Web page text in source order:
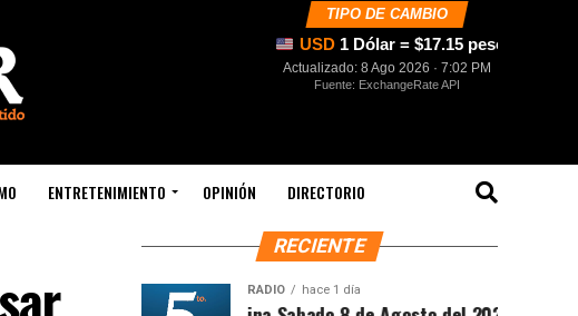
TIPO DE CAMBIO
USD 1 Dólar = $17.15 pesos
Actualizado: 8 Ago 2026 · 7:02 PM
Fuente: ExchangeRate API
ENTRETENIMIENTO OPINIÓN DIRECTORIO
RECIENTE
RADIO hace 1 día